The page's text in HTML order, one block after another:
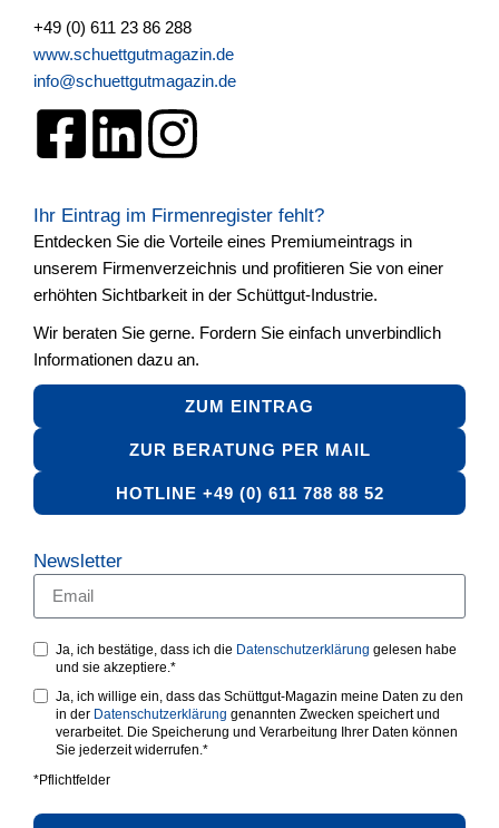
+49 (0) 611 23 86 288
www.schuettgutmagazin.de
info@schuettgutmagazin.de
Ihr Eintrag im Firmenregister fehlt?
Entdecken Sie die Vorteile eines Premiumeintrags in
unserem Firmenverzeichnis und profitieren Sie von einer
erhöhten Sichtbarkeit in der Schüttgut-Industrie.
Wir beraten Sie gerne. Fordern Sie einfach unverbindlich
Informationen dazu an.
ZUM EINTRAG
ZUR BERATUNG PER MAIL
HOTLINE +49 (0) 611 788 88 52
Newsletter
Ja, ich bestätige, dass ich die Datenschutzerklärung gelesen habe
und sie akzeptiere.*
Ja, ich willige ein, dass das Schüttgut-Magazin meine Daten zu den
in der Datenschutzerklärung genannten Zwecken speichert und
verarbeitet. Die Speicherung und Verarbeitung Ihrer Daten können
Sie jederzeit widerrufen.*
*Pflichtfelder